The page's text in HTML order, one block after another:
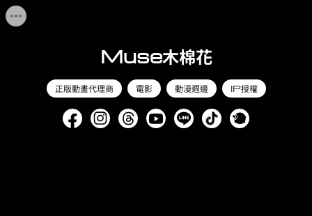
Muse木棉花
正版動畫代理商 電影 動漫週邊 IP授權